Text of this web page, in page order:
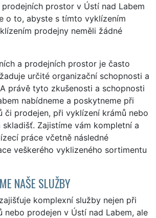
prostor v Ústí nad Labem
o to, abyste s tímto vyklízením
prodejny neměli žádné
a prodejních prostor je často
určité organizační schopnosti a
právě tyto zkušenosti a schopnosti
nabídneme a poskytneme při
či prodejen, při vyklízení krámů nebo
Zajistíme vám kompletní a
práce včetně následné
veškerého vyklizeného sortimentu
NAŠE SLUŽBY
komplexní služby nejen při
nebo prodejen v Ústí nad Labem, ale